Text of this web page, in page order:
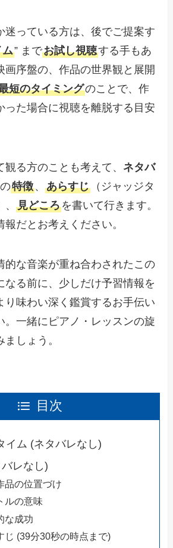
迷っている方は、後でご提案す
ム” までお試し視聴する手もあ
画序盤の、作品の世界観と展開
短のタイミングのことで、作
った場合に視聴を離脱する目安
る方のことも考えて、 ネタバ
特徴、あらすじ （ジャッジタ
、見どころを書いて行きます。
だとお考えください。
的な音楽が重ね合わされたこの
なる前に、少しだけ予習情報を
り味わい深く鑑賞するお手伝い
。一緒にピアノ・レッスンの旋
しょう。
目次
イム (ネタバレなし)
レなし)
品の位置づけ
ルの意味
な成功
じ (39分30秒の時点まで)